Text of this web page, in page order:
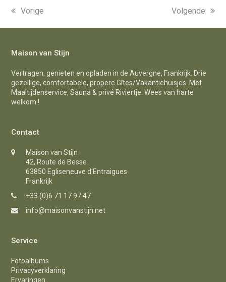
previous
Vorige
next
Volgende
Maison van Stijn
Vertragen, genieten en opladen in de Auvergne, Frankrijk. Drie
gezellige, comfortabele, propere Gîtes/Vakantiehuisjes. Met
Maaltijdenservice, Sauna & privé Riviertje. Wees van harte
welkom !
Contact
Maison van Stijn
42, Route de Besse
63850 Egliseneuve d'Entraigues
Frankrijk
+33 (0)6 71 17 97 47
info@maisonvanstijn.net
Service
Fotoalbums
Privacyverklaring
Ervaringen